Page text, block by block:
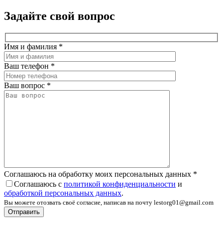
Задайте свой вопрос
Имя и фамилия *
Ваш телефон *
Ваш вопрос *
Соглашаюсь на обработку моих персональных данных *
Соглашаюсь с политикой конфиденциальности и
обработкой персональных данных.
Вы можете отозвать своё согласие, написав на почту lestorg01@gmail.com